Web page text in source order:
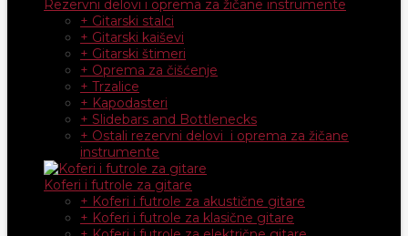
Rezervni delovi i oprema za žičane instrumente
+ Gitarski stalci
+ Gitarski kaiševi
+ Gitarski štimeri
+ Oprema za čišćenje
+ Trzalice
+ Kapodasteri
+ Slidebars and Bottlenecks
+ Ostali rezervni delovi i oprema za žičane
instrumente
Koferi i futrole za gitare
+ Koferi i futrole za akustične gitare
+ Koferi i futrole za klasične gitare